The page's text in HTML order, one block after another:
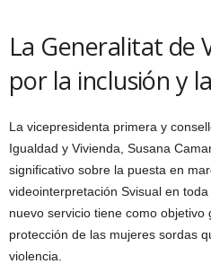
La Generalitat de
por la inclusión y
La vicepresidenta primera y
Igualdad y Vivienda, Susana
significativo sobre la puesta en
videointerpretación Svisual en
nuevo servicio tiene como objetivo
protección de las mujeres sordas
violencia.